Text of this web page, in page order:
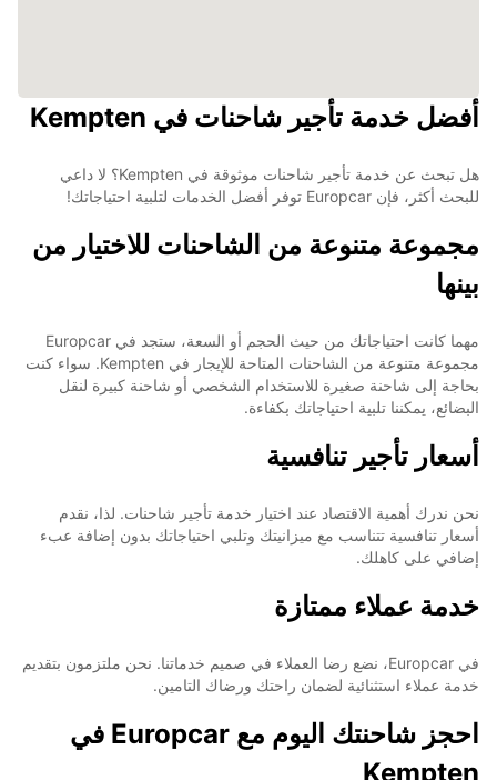
أفضل خدمة تأجير شاحنات في Kempten
هل تبحث عن خدمة تأجير شاحنات موثوقة في Kempten؟ لا داعي
للبحث أكثر، فإن Europcar توفر أفضل الخدمات لتلبية احتياجاتك!
مجموعة متنوعة من الشاحنات للاختيار من
بينها
مهما كانت احتياجاتك من حيث الحجم أو السعة، ستجد في Europcar
مجموعة متنوعة من الشاحنات المتاحة للإيجار في Kempten. سواء كنت
بحاجة إلى شاحنة صغيرة للاستخدام الشخصي أو شاحنة كبيرة لنقل
البضائع، يمكننا تلبية احتياجاتك بكفاءة.
أسعار تأجير تنافسية
نحن ندرك أهمية الاقتصاد عند اختيار خدمة تأجير شاحنات. لذا، نقدم
أسعار تنافسية تتناسب مع ميزانيتك وتلبي احتياجاتك بدون إضافة عبء
إضافي على كاهلك.
خدمة عملاء ممتازة
في Europcar، نضع رضا العملاء في صميم خدماتنا. نحن ملتزمون بتقديم
خدمة عملاء استثنائية لضمان راحتك ورضاك التامين.
احجز شاحنتك اليوم مع Europcar في
Kempten